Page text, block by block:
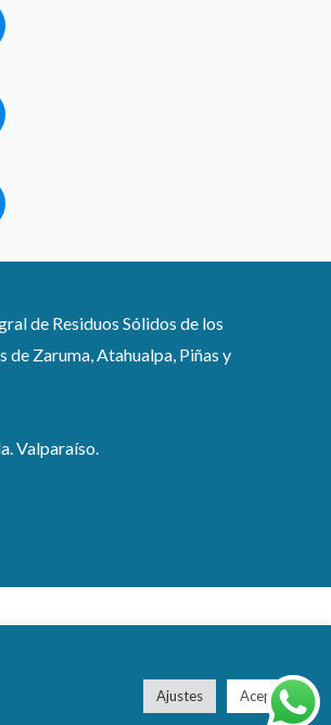
de Residuos Sólidos de los
Zaruma, Atahualpa, Piñas y
Valparaíso.
Ajustes Aceptar